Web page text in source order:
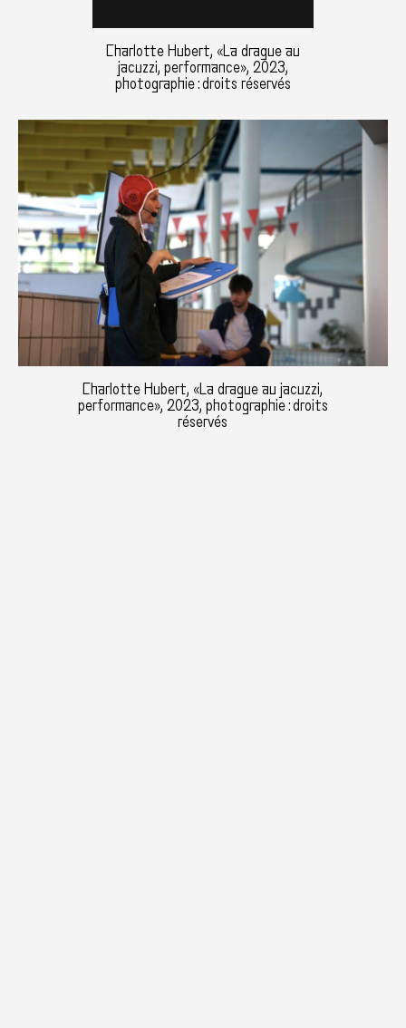
Charlotte Hubert, «La drague au
jacuzzi, performance», 2023,
photographie : droits réservés
Charlotte Hubert, «La drague au jacuzzi,
performance», 2023, photographie : droits
réservés